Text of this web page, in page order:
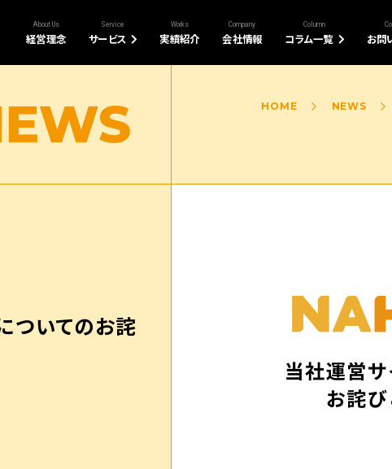
経営理念
About Us
サービス
Service
実績紹介
Works
会社情報
Company
コラム一覧
Column
お問
HOME NEWS
ついてのお詫